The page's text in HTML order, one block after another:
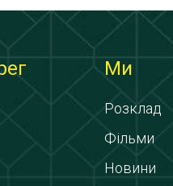
Ми
Розклад
Фільми
Новини